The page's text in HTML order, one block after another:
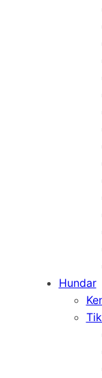
Hundar